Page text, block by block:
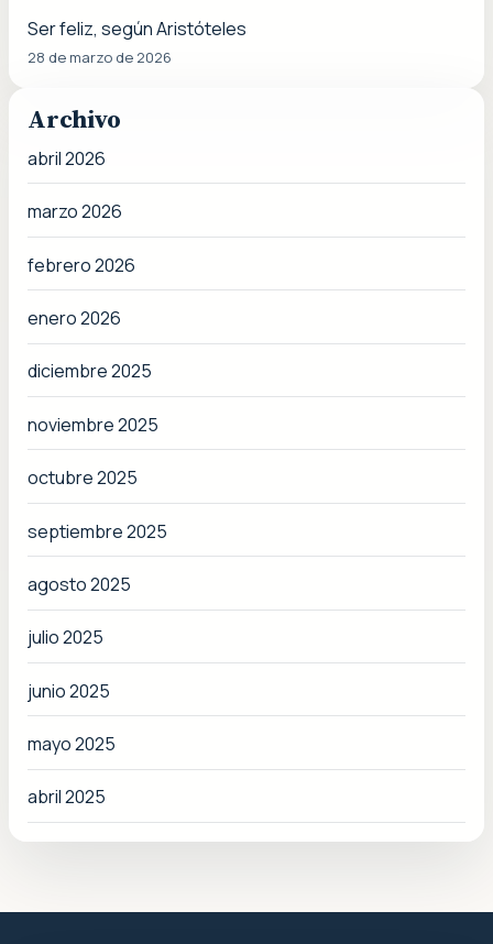
Ser feliz, según Aristóteles
28 de marzo de 2026
Archivo
abril 2026
marzo 2026
febrero 2026
enero 2026
diciembre 2025
noviembre 2025
octubre 2025
septiembre 2025
agosto 2025
julio 2025
junio 2025
mayo 2025
abril 2025